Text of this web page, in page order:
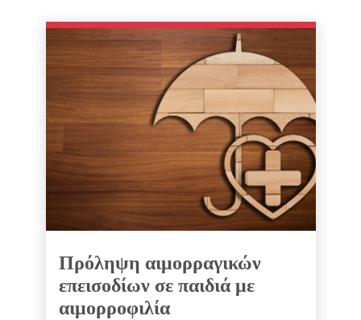
Πρόληψη αιμορραγικών
επεισοδίων σε παιδιά με
αιμορροφιλία